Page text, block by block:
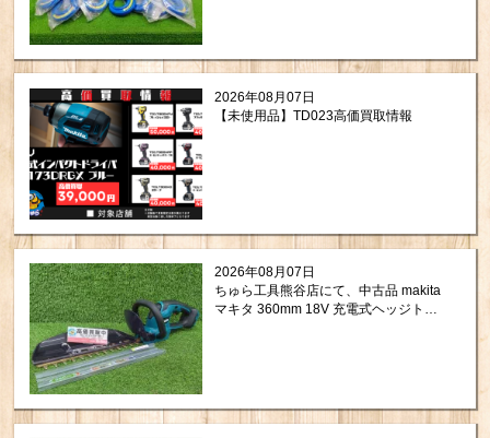
2026年08月07日
【未使用品】TD023高価買取情報
2026年08月07日
ちゅら工具熊谷店にて、中古品 makita
マキタ 360mm 18V 充電式ヘッジトリ